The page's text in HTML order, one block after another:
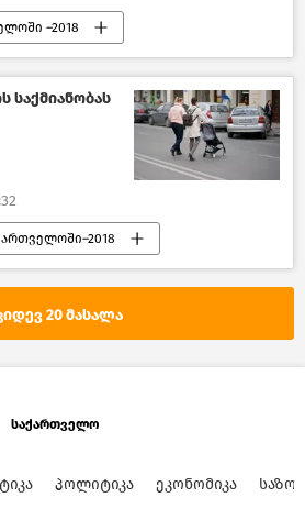
–2018
ამბები
საქმიანობას
ახალი ამბები
20 მასალა
საქართველო
ᲞᲝᲚᲘᲢᲘᲙᲐ ᲔᲙᲝᲜᲝᲛᲘᲙᲐ